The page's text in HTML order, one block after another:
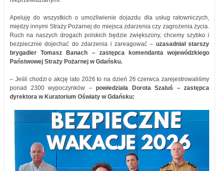
Apeluję do wszystkich o umożliwienie dojazdu dla usług ratowniczych,
między innymi Straży Pożarnej do miejsca zdarzenia czy zagrożenia życia.
Ruch na naszych drogach polskich będzie zwiększony, chcemy szybko i
bezpiecznie dojechać do zdarzenia i zareagować – uzasadniał starszy
brygadier Tomasz Banach – zastępca komendanta wojewódzkiego
Państwowej Straży Pożarnej w Gdańsku.
– Jeśli chodzi o akcję lato 2026 to na dzień 26 czerwca zarejestrowaliśmy
ponad 2300 wypoczynków – powiedziała Dorota Szaluś – zastępca
dyrektora w Kuratorium Oświaty w Gdańsku: